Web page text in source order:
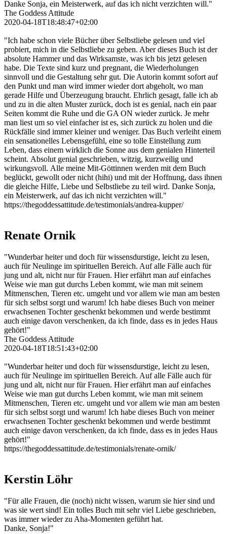
Danke Sonja, ein Meisterwerk, auf das ich nicht verzichten will."
The Goddess Attitude
2020-04-18T18:48:47+02:00
"Ich habe schon viele Bücher über Selbstliebe gelesen und viel
probiert, mich in die Selbstliebe zu geben. Aber dieses Buch ist der
absolute Hammer und das Wirksamste, was ich bis jetzt gelesen
habe. Die Texte sind kurz und pregnant, die Wiederholungen
sinnvoll und die Gestaltung sehr gut. Die Autorin kommt sofort auf
den Punkt und man wird immer wieder dort abgeholt, wo man
gerade Hilfe und Überzeugung braucht. Ehrlich gesagt, falle ich ab
und zu in die alten Muster zurück, doch ist es genial, nach ein paar
Seiten kommt die Ruhe und die GA ON wieder zurück. Je mehr
man liest um so viel einfacher ist es, sich zurück zu holen und die
Rückfälle sind immer kleiner und weniger. Das Buch verleiht einem
ein sensationelles Lebensgefühl, eine so tolle Einstellung zum
Leben, dass einem wirklich die Sonne aus dem genialen Hinterteil
scheint. Absolut genial geschrieben, witzig, kurzweilig und
wirkungsvoll. Alle meine Mit-Göttinnen werden mit dem Buch
beglückt, gewollt oder nicht (hihi) und mit der Hoffnung, dass ihnen
die gleiche Hilfe, Liebe und Selbstliebe zu teil wird. Danke Sonja,
ein Meisterwerk, auf das ich nicht verzichten will."
https://thegoddessattitude.de/testimonials/andrea-kupper/
Renate Ornik
"Wunderbar heiter und doch für wissensdurstige, leicht zu lesen,
auch für Neulinge im spirituellen Bereich. Auf alle Fälle auch für
jung und alt, nicht nur für Frauen. Hier erfährt man auf einfaches
Weise wie man gut durchs Leben kommt, wie man mit seinem
Mitmenschen, Tieren etc. umgeht und vor allem wie man am besten
für sich selbst sorgt und warum! Ich habe dieses Buch von meiner
erwachsenen Tochter geschenkt bekommen und werde bestimmt
auch einige davon verschenken, da ich finde, dass es in jedes Haus
gehört!"
The Goddess Attitude
2020-04-18T18:51:43+02:00
"Wunderbar heiter und doch für wissensdurstige, leicht zu lesen,
auch für Neulinge im spirituellen Bereich. Auf alle Fälle auch für
jung und alt, nicht nur für Frauen. Hier erfährt man auf einfaches
Weise wie man gut durchs Leben kommt, wie man mit seinem
Mitmenschen, Tieren etc. umgeht und vor allem wie man am besten
für sich selbst sorgt und warum! Ich habe dieses Buch von meiner
erwachsenen Tochter geschenkt bekommen und werde bestimmt
auch einige davon verschenken, da ich finde, dass es in jedes Haus
gehört!"
https://thegoddessattitude.de/testimonials/renate-ornik/
Kerstin Löhr
"Für alle Frauen, die (noch) nicht wissen, warum sie hier sind und
was sie wert sind! Ein tolles Buch mit sehr viel Liebe geschrieben,
was immer wieder zu Aha-Momenten geführt hat.
Danke, Sonja!"